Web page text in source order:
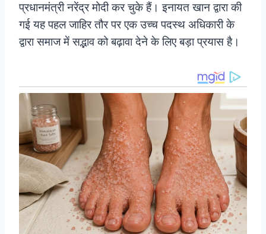
प्रधानमंत्री नरेंद्र मोदी कर चुके हैं। इनायत खान द्वारा की
गई यह पहल जाहिर तौर पर एक उच्च पदस्थ अधिकारी के
द्वारा समाज में सद्भाव को बढ़ावा देने के लिए बड़ा प्रयास है।